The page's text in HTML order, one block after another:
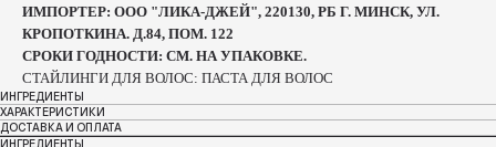
ИМПОРТЕР: ООО "ЛИКА-ДЖЕЙ", 220130, РБ Г. МИНСК, УЛ.
КРОПОТКИНА. Д.84, ПОМ. 122
СРОКИ ГОДНОСТИ: СМ. НА УПАКОВКЕ.
СТАЙЛИНГИ ДЛЯ ВОЛОС: ПАСТА ДЛЯ ВОЛОС
ИНГРЕДИЕНТЫ
ХАРАКТЕРИСТИКИ
ДОСТАВКА И ОПЛАТА